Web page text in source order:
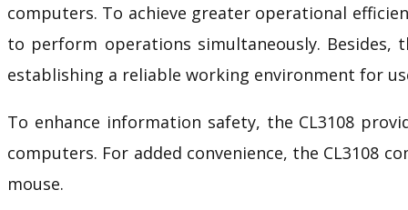
computers. To achieve greater operational
to perform operations simultaneously.
establishing a reliable working environment for
To enhance information safety, the CL3108
computers. For added convenience, the CL3108
mouse.